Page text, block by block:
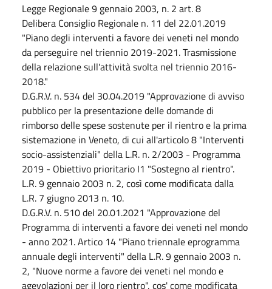
Legge Regionale 9 gennaio 2003, n. 2 art. 8
Delibera Consiglio Regionale n. 11 del 22.01.2019
"Piano degli interventi a favore dei veneti nel mondo
da perseguire nel triennio 2019-2021. Trasmissione
della relazione sull'attività svolta nel triennio 2016-
2018."
D.G.R.V. n. 534 del 30.04.2019 "Approvazione di avviso
pubblico per la presentazione delle domande di
rimborso delle spese sostenute per il rientro e la prima
sistemazione in Veneto, di cui all'articolo 8 "Interventi
socio-assistenziali" della L.R. n. 2/2003 - Programma
2019 - Obiettivo prioritario I1 "Sostegno al rientro".
L.R. 9 gennaio 2003 n. 2, così come modificata dalla
L.R. 7 giugno 2013 n. 10.
D.G.R.V. n. 510 del 20.01.2021 "Approvazione del
Programma di interventi a favore dei veneti nel mondo
- anno 2021. Artico 14 "Piano triennale eprogramma
annuale degli interventi" della L.R. 9 gennaio 2003 n.
2, "Nuove norme a favore dei veneti nel mondo e
agevolazioni per il loro rientro", cos' come modificata